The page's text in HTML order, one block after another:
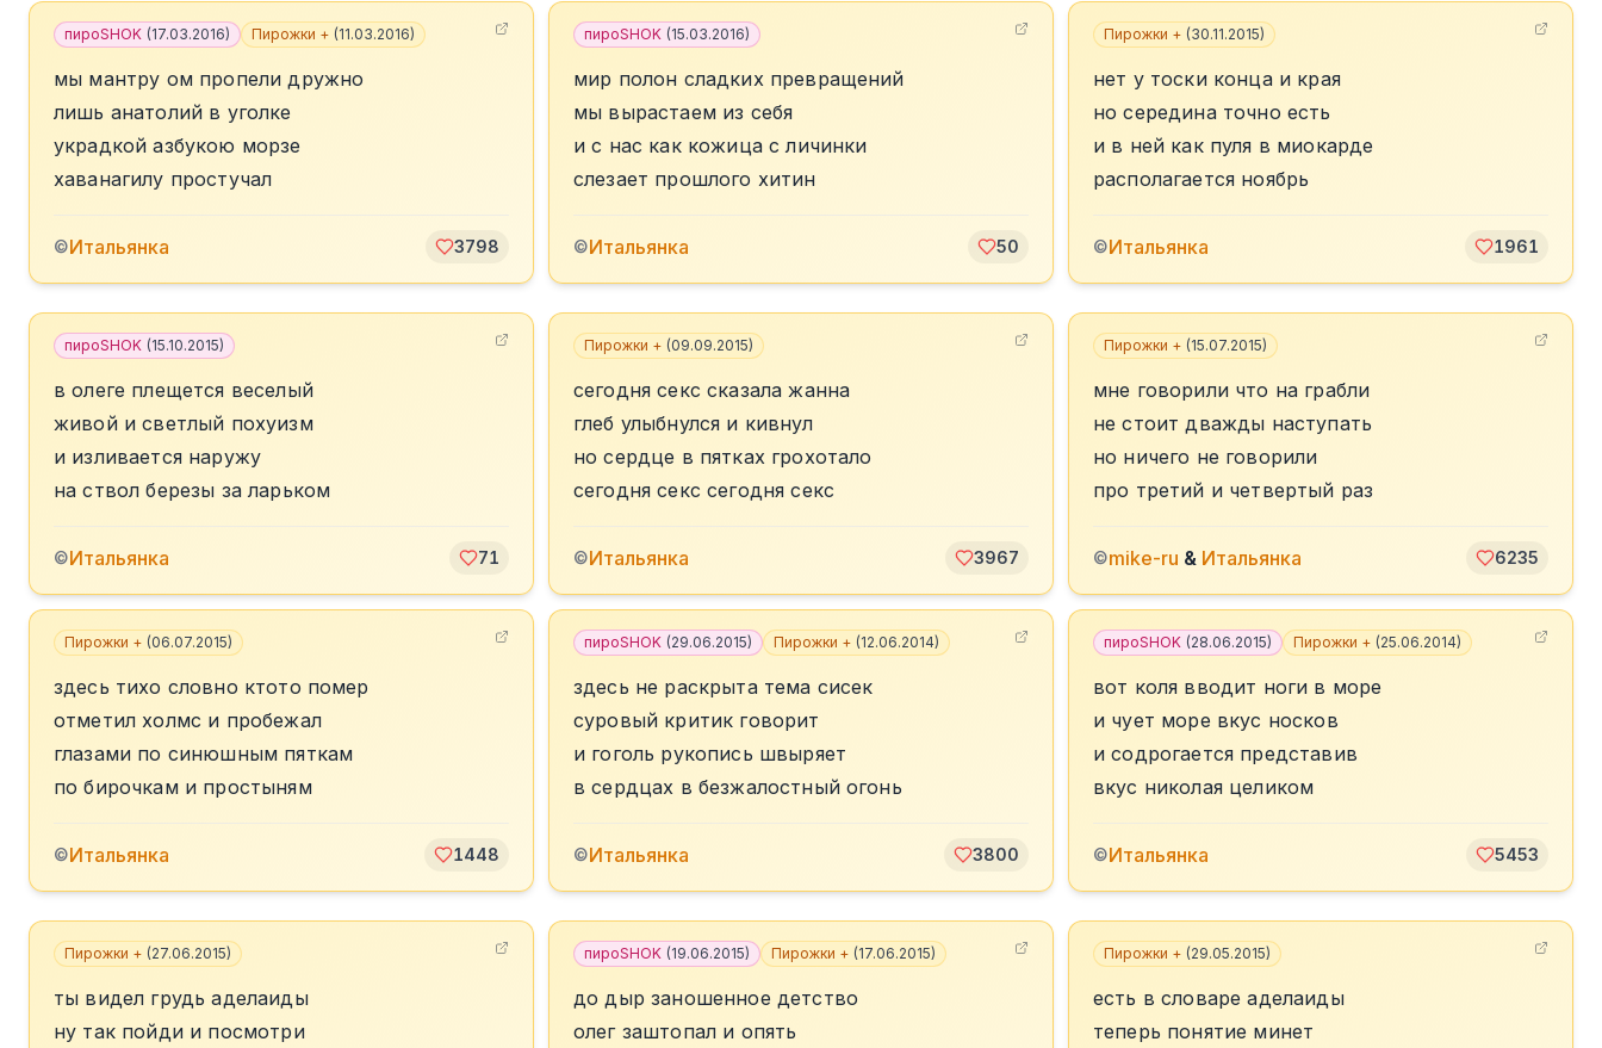
пироSHOK (17.03.2016) Пирожки + (11.03.2016)
мы мантру ом пропели дружно
лишь анатолий в уголке
украдкой азбукою морзе
хаванагилу простучал
©Итальянка 3798
пироSHOK (15.03.2016)
мир полон сладких превращений
мы вырастаем из себя
и с нас как кожица с личинки
слезает прошлого хитин
©Итальянка 50
Пирожки + (30.11.2015)
нет у тоски конца и края
но середина точно есть
и в ней как пуля в миокарде
располагается ноябрь
©Итальянка 1961
пироSHOK (15.10.2015)
в олеге плещется веселый
живой и светлый похуизм
и изливается наружу
на ствол березы за ларьком
©Итальянка 71
Пирожки + (09.09.2015)
сегодня секс сказала жанна
глеб улыбнулся и кивнул
но сердце в пятках грохотало
сегодня секс сегодня секс
©Итальянка 3967
Пирожки + (15.07.2015)
мне говорили что на грабли
не стоит дважды наступать
но ничего не говорили
про третий и четвертый раз
©mike-ru & Итальянка 6235
Пирожки + (06.07.2015)
здесь тихо словно ктото помер
отметил холмс и пробежал
глазами по синюшным пяткам
по бирочкам и простыням
©Итальянка 1448
пироSHOK (29.06.2015) Пирожки + (12.06.2014)
здесь не раскрыта тема сисек
суровый критик говорит
и гоголь рукопись швыряет
в сердцах в безжалостный огонь
©Итальянка 3800
пироSHOK (28.06.2015) Пирожки + (25.06.2014)
вот коля вводит ноги в море
и чует море вкус носков
и содрогается представив
вкус николая целиком
©Итальянка 5453
Пирожки + (27.06.2015)
ты видел грудь аделаиды
ну так пойди и посмотри
пироSHOK (19.06.2015) Пирожки + (17.06.2015)
до дыр заношенное детство
олег заштопал и опять
Пирожки + (29.05.2015)
есть в словаре аделаиды
теперь понятие минет